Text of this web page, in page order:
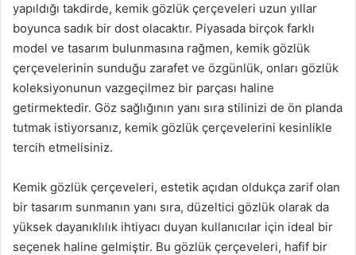
yapıldığı takdirde, kemik gözlük çerçeveleri uzun yıllar
boyunca sadık bir dost olacaktır. Piyasada birçok farklı
model ve tasarım bulunmasına rağmen, kemik gözlük
çerçevelerinin sunduğu zarafet ve özgünlük, onları gözlük
koleksiyonunun vazgeçilmez bir parçası haline
getirmektedir. Göz sağlığının yanı sıra stilinizi de ön planda
tutmak istiyorsanız, kemik gözlük çerçevelerini kesinlikle
tercih etmelisiniz.
Kemik gözlük çerçeveleri, estetik açıdan oldukça zarif olan
bir tasarım sunmanın yanı sıra, düzeltici gözlük olarak da
yüksek dayanıklılık ihtiyacı duyan kullanıcılar için ideal bir
seçenek haline gelmiştir. Bu gözlük çerçeveleri, hafif bir